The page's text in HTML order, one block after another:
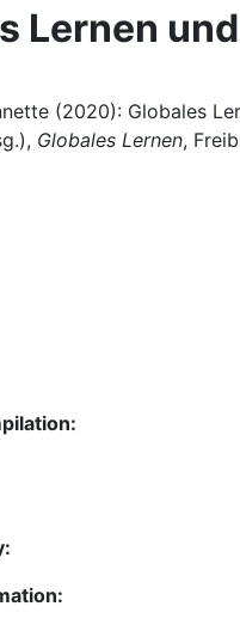
Lernen
(2020): Globales
Globales Lernen,